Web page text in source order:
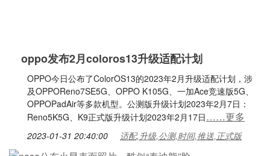
oppo发布2月coloros13升级适配计划
OPPO今日公布了ColorOS13的2023年2月升级适配计划，涉
及OPPOReno7SE5G、OPPO K105G、一加Ace竞速版5G、
OPPOPadAir等多款机型。公测版升级计划2023年2月7日：
Reno5K5G、K9正式版升级计划2023年2月17日……更多
2023-01-31 20:40:00 适配,升级,公测,时间,推送,正式版